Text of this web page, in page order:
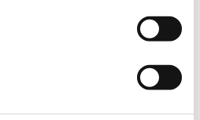
langjährige Erfahrung von der
– für Qualität und